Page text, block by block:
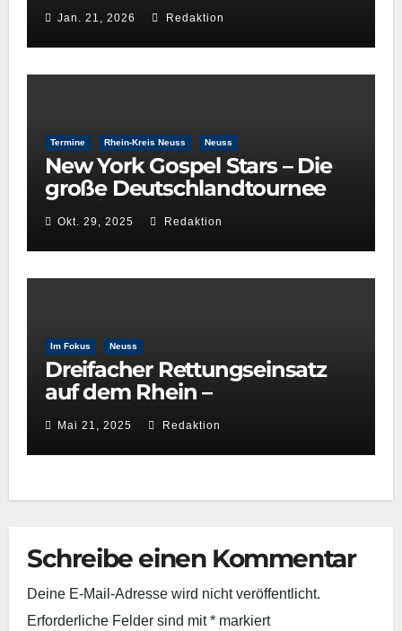
Kulturentscheidung: Die Rolle
der GRÜNEN im
Kulturausschuss
Jan. 21, 2026 Redaktion
Termine Rhein-Kreis Neuss Neuss
New York Gospel Stars – Die
große Deutschlandtournee
2025/26
Okt. 29, 2025 Redaktion
Im Fokus Neuss
Dreifacher Rettungseinsatz
auf dem Rhein –
Wasserwacht Neuss beweist
schnelle Reaktionsfähigkeit
Mai 21, 2025 Redaktion
Schreibe einen Kommentar
Deine E-Mail-Adresse wird nicht veröffentlicht.
Erforderliche Felder sind mit* markiert